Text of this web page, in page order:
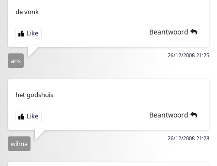
de vonk
Beantwoord
26/12/2008 21:25
ans
het godshuis
Beantwoord
26/12/2008 21:28
wilma